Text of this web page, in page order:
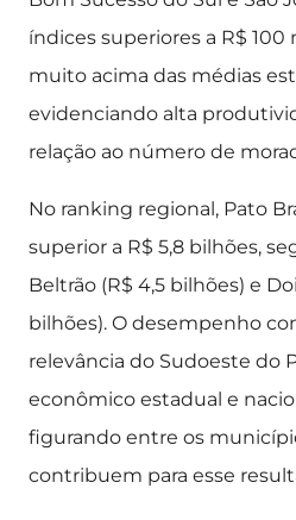
índices superiores a R$
muito acima das médias
evidenciando alta
relação ao número de
No ranking regional, Pato
superior a R$ 5,8 bilhões,
Beltrão (R$ 4,5 bilhões) e
bilhões). O desempenho
relevância do Sudoeste do
econômico estadual e
figurando entre os
contribuem para esse